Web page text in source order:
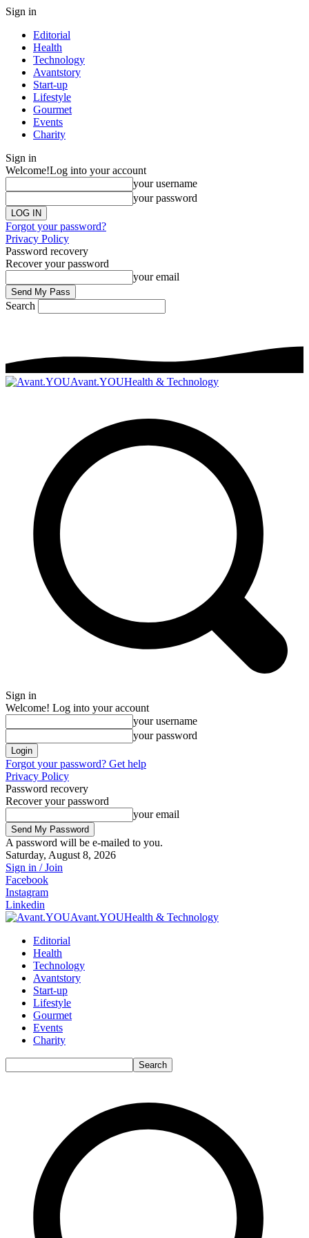
Sign in
Editorial
Health
Technology
Avantstory
Start-up
Lifestyle
Gourmet
Events
Charity
Sign in
Welcome!Log into your account
your username
your password
Forgot your password?
Privacy Policy
Password recovery
Recover your password
your email
Search
Avant.YOUHealth & Technology
Sign in
Welcome! Log into your account
your username
your password
Forgot your password? Get help
Privacy Policy
Password recovery
Recover your password
your email
A password will be e-mailed to you.
Saturday, August 8, 2026
Sign in / Join
Facebook
Instagram
Linkedin
Avant.YOUHealth & Technology
Editorial
Health
Technology
Avantstory
Start-up
Lifestyle
Gourmet
Events
Charity
Search